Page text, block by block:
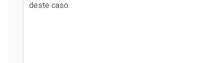
deste caso.